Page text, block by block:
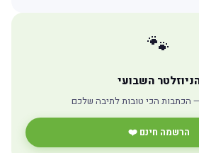
🐾
השבועי
הכתבות הכי טובות לתיבה שלכם
הרשמה חינם ❤️